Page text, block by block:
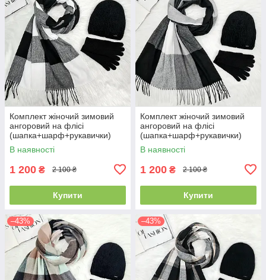
Комплект жіночий зимовий
ангоровий на флісі
(шапка+шарф+рукавички)
ODYSSEY 55-58 см
різнокольоровий 12815 - 1119
В наявності
1 200 ₴ 2 100 ₴
Купити
Комплект жіночий зимовий
ангоровий на флісі
(шапка+шарф+рукавички)
ODYSSEY 55-58 см
різнокольоровий 12815 -
В наявності
1 200 ₴ 2 100 ₴
Купити
–43% –43%